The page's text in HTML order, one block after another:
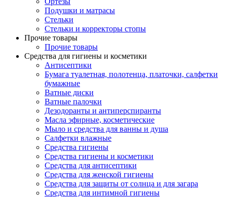
Подушки и матрасы
Стельки
Стельки и корректоры стопы
Прочие товары
Прочие товары
Средства для гигиены и косметики
Антисептики
Бумага туалетная, полотенца, платочки, салфетки
бумажные
Ватные диски
Ватные палочки
Дезодоранты и антиперспиранты
Масла эфирные, косметические
Мыло и средства для ванны и душа
Салфетки влажные
Средства гигиены
Средства гигиены и косметики
Средства для антисептики
Средства для женской гигиены
Средства для защиты от солнца и для загара
Средства для интимной гигиены